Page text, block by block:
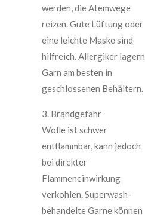
werden, die Atemwege
reizen. Gute Lüftung oder
eine leichte Maske sind
hilfreich. Allergiker lagern
Garn am besten in
geschlossenen Behältern.
3. Brandgefahr
Wolle ist schwer
entflammbar, kann jedoch
bei direkter
Flammeneinwirkung
verkohlen. Superwash-
behandelte Garne können